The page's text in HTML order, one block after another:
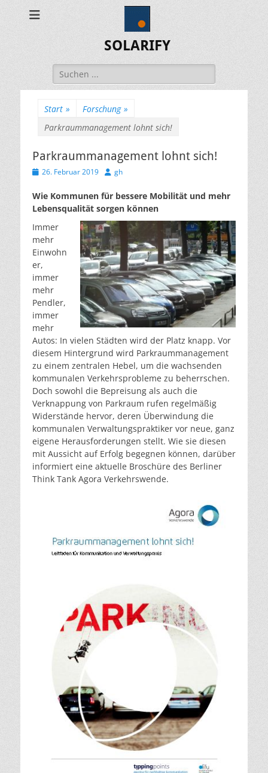
SOLARIFY
Suchen
nach:
Start » Forschung »
Parkraummanagement lohnt sich!
Parkraummanagement lohnt sich!
Veröffentlicht
26. Februar 2019 Autor
gh
Wie Kommunen für bessere Mobilität und mehr
Lebensqualität sorgen können
Immer
mehr
Einwohn
er,
immer
mehr
Pendler,
immer
mehr
Autos: In vielen Städten wird der Platz knapp. Vor
diesem Hintergrund wird Parkraummanagement
zu einem zentralen Hebel, um die wachsenden
kommunalen Verkehrsprobleme zu beherrschen.
Doch sowohl die Bepreisung als auch die
Verknappung von Parkraum rufen regelmäßig
Widerstände hervor, deren Überwindung die
kommunalen Verwaltungspraktiker vor neue, ganz
eigene Herausforderungen stellt. Wie sie diesen
mit Aussicht auf Erfolg begegnen können, darüber
informiert eine aktuelle Broschüre des Berliner
Think Tank Agora Verkehrswende.